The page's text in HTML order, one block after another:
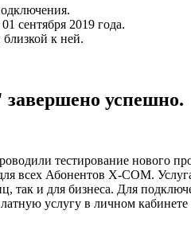
сентября 2019 года.
к ней.
успешно.
тестирование нового
всех Абонентов X-COM.
так и для бизнеса. Для
услугу в личном кабинете